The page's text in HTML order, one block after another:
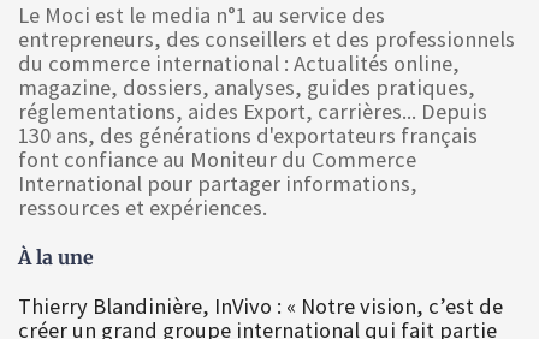
Le Moci est le media n°1 au service des
entrepreneurs, des conseillers et des professionnels
du commerce international : Actualités online,
magazine, dossiers, analyses, guides pratiques,
réglementations, aides Export, carrières... Depuis
130 ans, des générations d'exportateurs français
font confiance au Moniteur du Commerce
International pour partager informations,
ressources et expériences.
À la une
Thierry Blandinière, InVivo : « Notre vision, c’est de
créer un grand groupe international qui fait partie